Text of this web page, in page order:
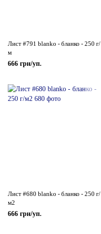
Лист #791 blanko - бланко - 250 г/
м
666 грн/уп.
Лист #680 blanko - бланко - 250 г/
м2
666 грн/уп.